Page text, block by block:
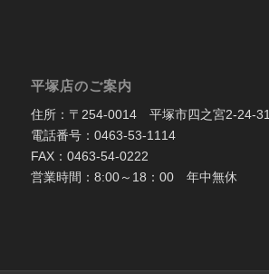
平塚店のご案内
住所：〒254-0014 平塚市四之宮2-24-31
電話番号：0463-53-1114
FAX：0463-54-0222
営業時間：8:00～18：00 年中無休